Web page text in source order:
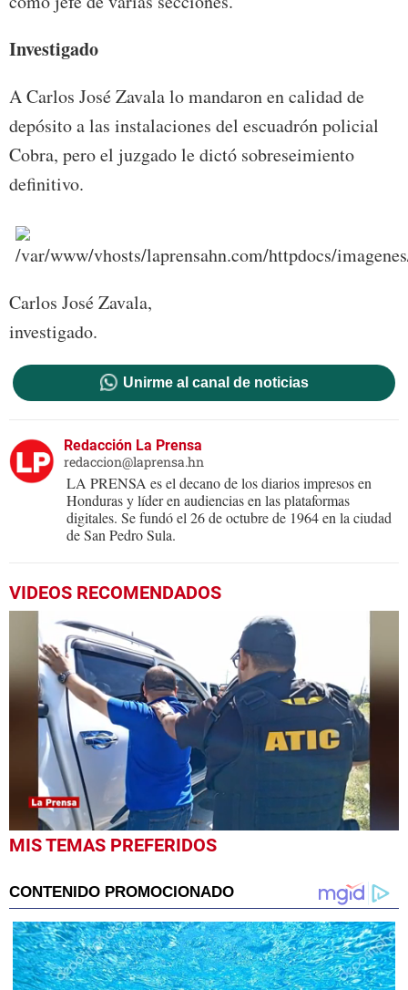
Investigado
A Carlos José Zavala lo mandaron en calidad de
depósito a las instalaciones del escuadrón policial
Cobra, pero el juzgado le dictó sobreseimiento
definitivo.
Carlos José Zavala,
investigado.
Unirme al canal de noticias
Redacción La Prensa
redaccion@laprensa.hn
LA PRENSA es el decano de los diarios impresos en
Honduras y líder en audiencias en las plataformas
digitales. Se fundó el 26 de octubre de 1964 en la ciudad
de San Pedro Sula.
VIDEOS RECOMENDADOS
0
seconds
minute,
36
seconds
MIS TEMAS PREFERIDOS